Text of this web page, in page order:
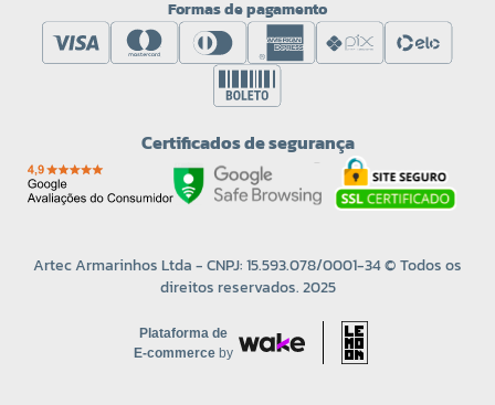
Formas de pagamento
Certificados de segurança
Artec Armarinhos Ltda - CNPJ: 15.593.078/0001-34 © Todos os
direitos reservados. 2025
Plataforma de
E-commerce by